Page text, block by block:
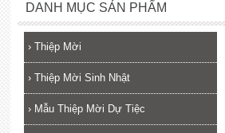
DANH MỤC SẢN PHẨM
› Thiệp Mời
› Thiệp Mời Sinh Nhật
› Mẫu Thiệp Mời Dự Tiệc